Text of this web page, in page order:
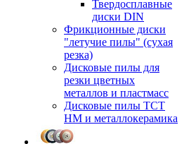
Твердосплавные
диски DIN
Фрикционные диски
"летучие пилы" (сухая
резка)
Дисковые пилы для
резки цветных
металлов и пластмасс
Дисковые пилы ТСТ
НМ и металлокерамика